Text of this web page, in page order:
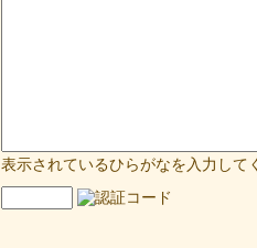
表示されているひらがなを入力して